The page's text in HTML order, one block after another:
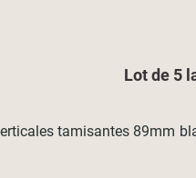
Lot de 5
tamisantes 89mm